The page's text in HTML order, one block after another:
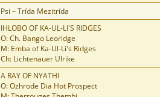
Psi – Trída Mezitrída
IHLOBO OF KA-UL-LI'S RIDGES
O: Ch. Bango Leoridge
M: Emba of Ka-Ul-Li's Ridges
Ch: Lichtenauer Ulrike
A RAY OF NYATHI
O: Ozhrode Dia Hot Prospect